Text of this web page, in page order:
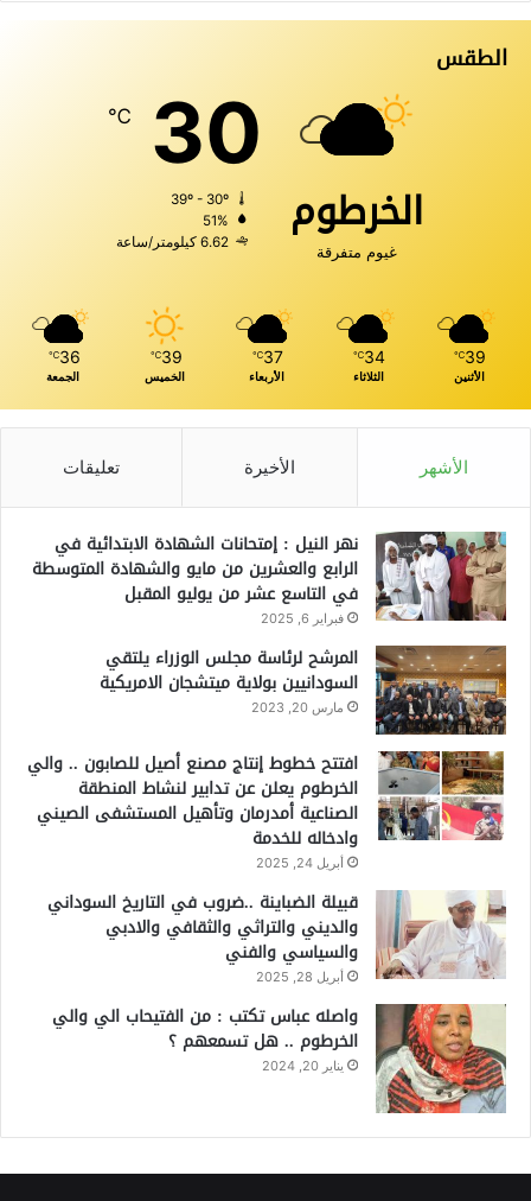
الطقس
الخرطوم
غيوم متفرقة
30
℃
51%
6.62 كيلومتر/ساعة
39
℃
الأثنين
34
℃
الثلاثاء
37
℃
الأربعاء
39
℃
الخميس
36
℃
الجمعة
الأشهر الأخيرة تعليقات
نهر النيل : إمتحانات الشهادة الابتدائية في
الرابع والعشرين من مايو والشهادة المتوسطة
في التاسع عشر من يوليو المقبل
فبراير 6, 2025
المرشح لرئاسة مجلس الوزراء يلتقي
السودانيين بولاية ميتشجان الامريكية
مارس 20, 2023
افتتح خطوط إنتاج مصنع أصيل للصابون .. والي
الخرطوم يعلن عن تدابير لنشاط المنطقة
الصناعية أمدرمان وتأهيل المستشفى الصيني
وادخاله للخدمة
أبريل 24, 2025
قبيلة الضباينة ..ضروب في التاريخ السوداني
والديني والتراثي والثقافي والادبي
والسياسي والفني
أبريل 28, 2025
واصله عباس تكتب : من الفتيحاب الي والي
الخرطوم .. هل تسمعهم ؟
يناير 20, 2024